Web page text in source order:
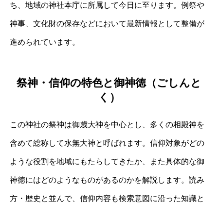
ち、地域の神社本庁に所属して今日に至ります。例祭や
神事、文化財の保存などにおいて最新情報として整備が
進められています。
祭神・信仰の特色と御神徳（ごしんと
く）
この神社の祭神は御歳大神を中心とし、多くの相殿神を
含めて総称して水無大神と呼ばれます。信仰対象がどの
ような役割を地域にもたらしてきたか、また具体的な御
神徳にはどのようなものがあるのかを解説します。読み
方・歴史と並んで、信仰内容も検索意図に沿った知識と